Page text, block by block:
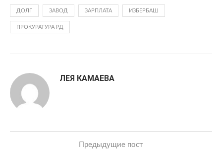
ДОЛГ ЗАВОД ЗАРПЛАТА ИЗБЕРБАШ
ПРОКУРАТУРА РД
ЛЕЯ КАМАЕВА
Предыдущие пост